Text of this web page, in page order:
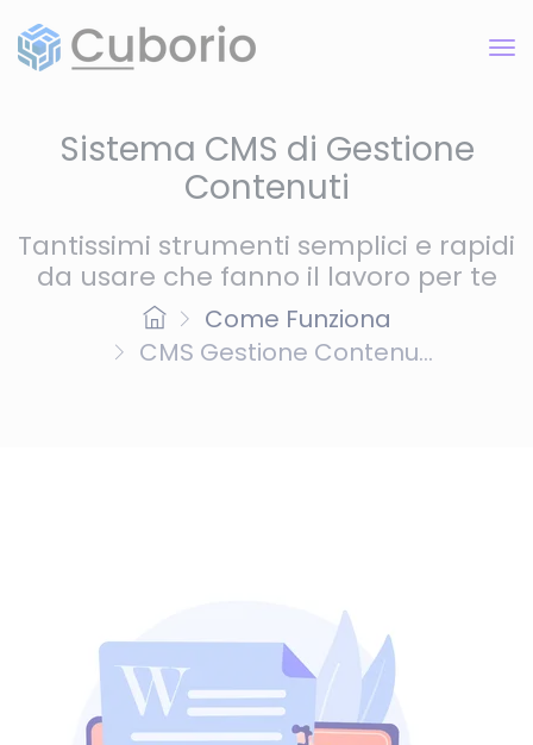
Sistema CMS di Gestione
Contenuti
Tantissimi strumenti semplici e rapidi
da usare che fanno il lavoro per te
Come Funziona
CMS Gestione Contenu...